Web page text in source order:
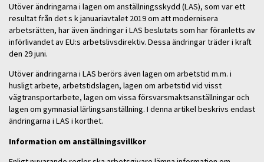
Utöver ändringarna i lagen om anställningsskydd (LAS), som var ett
resultat från det s k januariavtalet 2019 om att modernisera
arbetsrätten, har även ändringar i LAS beslutats som har föranletts av
införlivandet av EU:s arbetslivsdirektiv. Dessa ändringar träder i kraft
den 29 juni.
Utöver ändringarna i LAS berörs även lagen om arbetstid m.m. i
husligt arbete, arbetstidslagen, lagen om arbetstid vid visst
vägtransportarbete, lagen om vissa försvarsmaktsanställningar och
lagen om gymnasial lärlingsanställning. I denna artikel beskrivs endast
ändringarna i LAS i korthet.
Information om anställningsvillkor